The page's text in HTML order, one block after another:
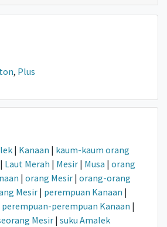
, Plus
| Kanaan | kaum-kaum orang
| Laut Merah | Mesir | Musa | orang
| orang Mesir | orang-orang
Mesir| perempuan Kanaan |
perempuan-perempuan Kanaan |
Mesir | suku Amalek